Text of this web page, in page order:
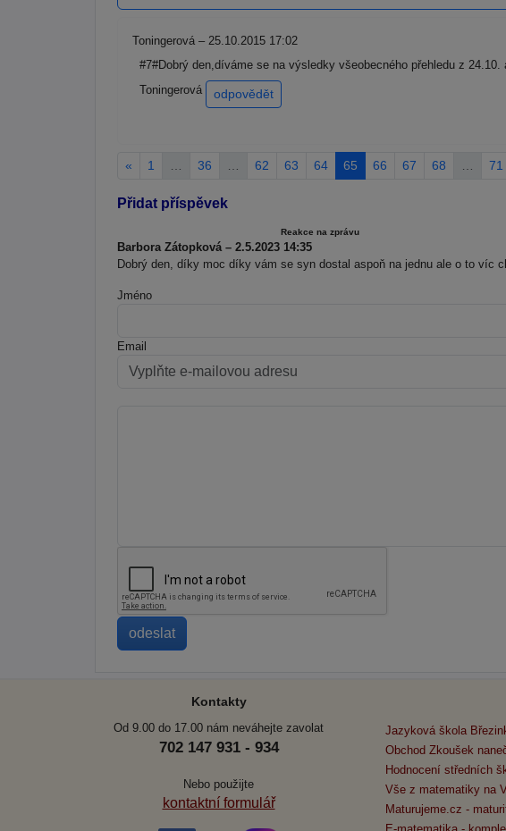
Toningerová – 25.10.2015 17:02
#7#Dobrý den,díváme se na výsledky všeobecného přehledu z
Toningerová
odpovědět
« 1 36 62 63 64 65 66 67 68 71
Přidat příspěvek
Reakce na zprávu
Barbora Zátopková – 2.5.2023 14:35
Dobrý den, díky moc díky vám se syn dostal aspoň na jednu ale o to víc
Jméno
Email
Kontakty
Od 9.00 do 17.00 nám neváhejte zavolat
702 147 931 - 934
Nebo použijte
kontaktní formulář
Jazyková škola
Obchod Zkoušek
Hodnocení středních
Vše z matematiky na
Maturujeme.cz -